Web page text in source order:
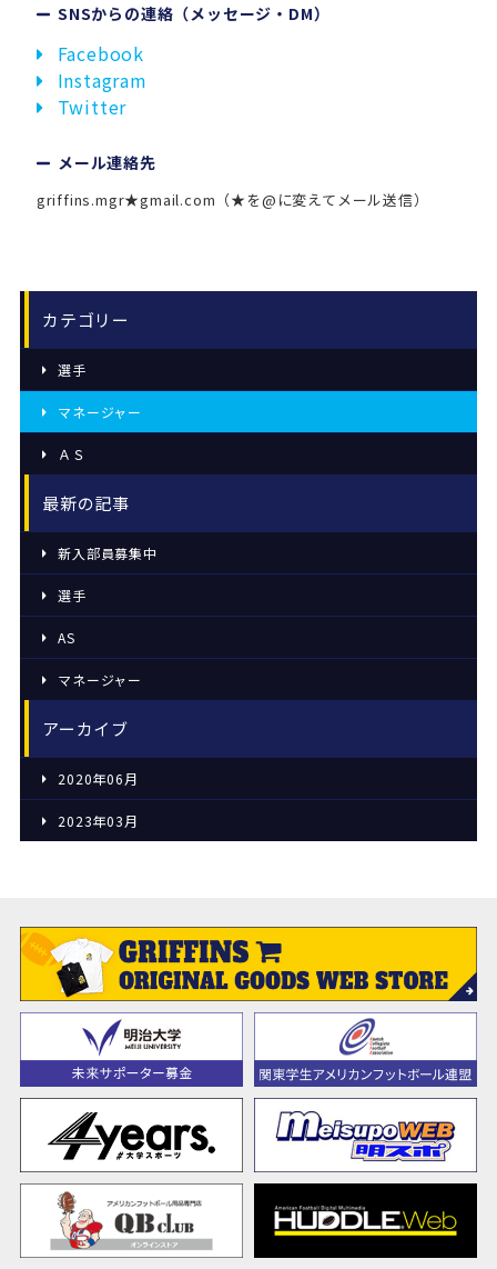
SNSからの連絡（メッセージ・DM）
Facebook
Instagram
Twitter
メール連絡先
griffins.mgr★gmail.com（★を@に変えてメール送信）
カテゴリー
選手
マネージャー
ＡＳ
最新の記事
新入部員募集中
選手
AS
マネージャー
アーカイブ
2020年06月
2023年03月